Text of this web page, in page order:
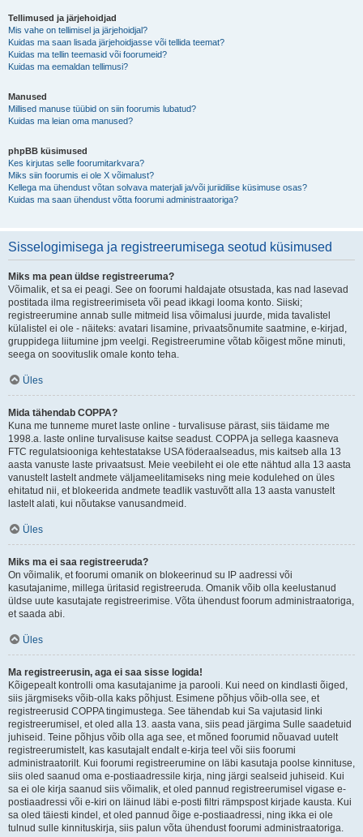
Tellimused ja järjehoidjad
Mis vahe on tellimisel ja järjehoidjal?
Kuidas ma saan lisada järjehoidjasse või tellida teemat?
Kuidas ma tellin teemasid või foorumeid?
Kuidas ma eemaldan tellimusi?
Manused
Millised manuse tüübid on siin foorumis lubatud?
Kuidas ma leian oma manused?
phpBB küsimused
Kes kirjutas selle foorumitarkvara?
Miks siin foorumis ei ole X võimalust?
Kellega ma ühendust võtan solvava materjali ja/või juriidilise küsimuse osas?
Kuidas ma saan ühendust võtta foorumi administraatoriga?
Sisselogimisega ja registreerumisega seotud küsimused
Miks ma pean üldse registreeruma?
Võimalik, et sa ei peagi. See on foorumi haldajate otsustada, kas nad lasevad
postitada ilma registreerimiseta või pead ikkagi looma konto. Siiski;
registreerumine annab sulle mitmeid lisa võimalusi juurde, mida tavalistel
külalistel ei ole - näiteks: avatari lisamine, privaatsõnumite saatmine, e-kirjad,
gruppidega liitumine jpm veelgi. Registreerumine võtab kõigest mõne minuti,
seega on soovituslik omale konto teha.
Üles
Mida tähendab COPPA?
Kuna me tunneme muret laste online - turvalisuse pärast, siis täidame me
1998.a. laste online turvalisuse kaitse seadust. COPPA ja sellega kaasneva
FTC regulatsiooniga kehtestatakse USA föderaalseadus, mis kaitseb alla 13
aasta vanuste laste privaatsust. Meie veebileht ei ole ette nähtud alla 13 aasta
vanustelt lastelt andmete väljameelitamiseks ning meie kodulehed on üles
ehitatud nii, et blokeerida andmete teadlik vastuvõtt alla 13 aasta vanustelt
lastelt alati, kui nõutakse vanusandmeid.
Üles
Miks ma ei saa registreeruda?
On võimalik, et foorumi omanik on blokeerinud su IP aadressi või
kasutajanime, millega üritasid registreeruda. Omanik võib olla keelustanud
üldse uute kasutajate registreerimise. Võta ühendust foorum administraatoriga,
et saada abi.
Üles
Ma registreerusin, aga ei saa sisse logida!
Kõigepealt kontrolli oma kasutajanime ja parooli. Kui need on kindlasti õiged,
siis järgmiseks võib-olla kaks põhjust. Esimene põhjus võib-olla see, et
registreerusid COPPA tingimustega. See tähendab kui Sa vajutasid linki
registreerumisel, et oled alla 13. aasta vana, siis pead järgima Sulle saadetuid
juhiseid. Teine põhjus võib olla aga see, et mõned foorumid nõuavad uutelt
registreerumistelt, kas kasutajalt endalt e-kirja teel või siis foorumi
administraatorilt. Kui foorumi registreerumine on läbi kasutaja poolse kinnituse,
siis oled saanud oma e-postiaadressile kirja, ning järgi sealseid juhiseid. Kui
sa ei ole kirja saanud siis võimalik, et oled pannud registreerumisel vigase e-
postiaadressi või e-kiri on läinud läbi e-posti filtri rämpspost kirjade kausta. Kui
sa oled täiesti kindel, et oled pannud õige e-postiaadressi, ning ikka ei ole
tulnud sulle kinnituskirja, siis palun võta ühendust foorumi administraatoriga.